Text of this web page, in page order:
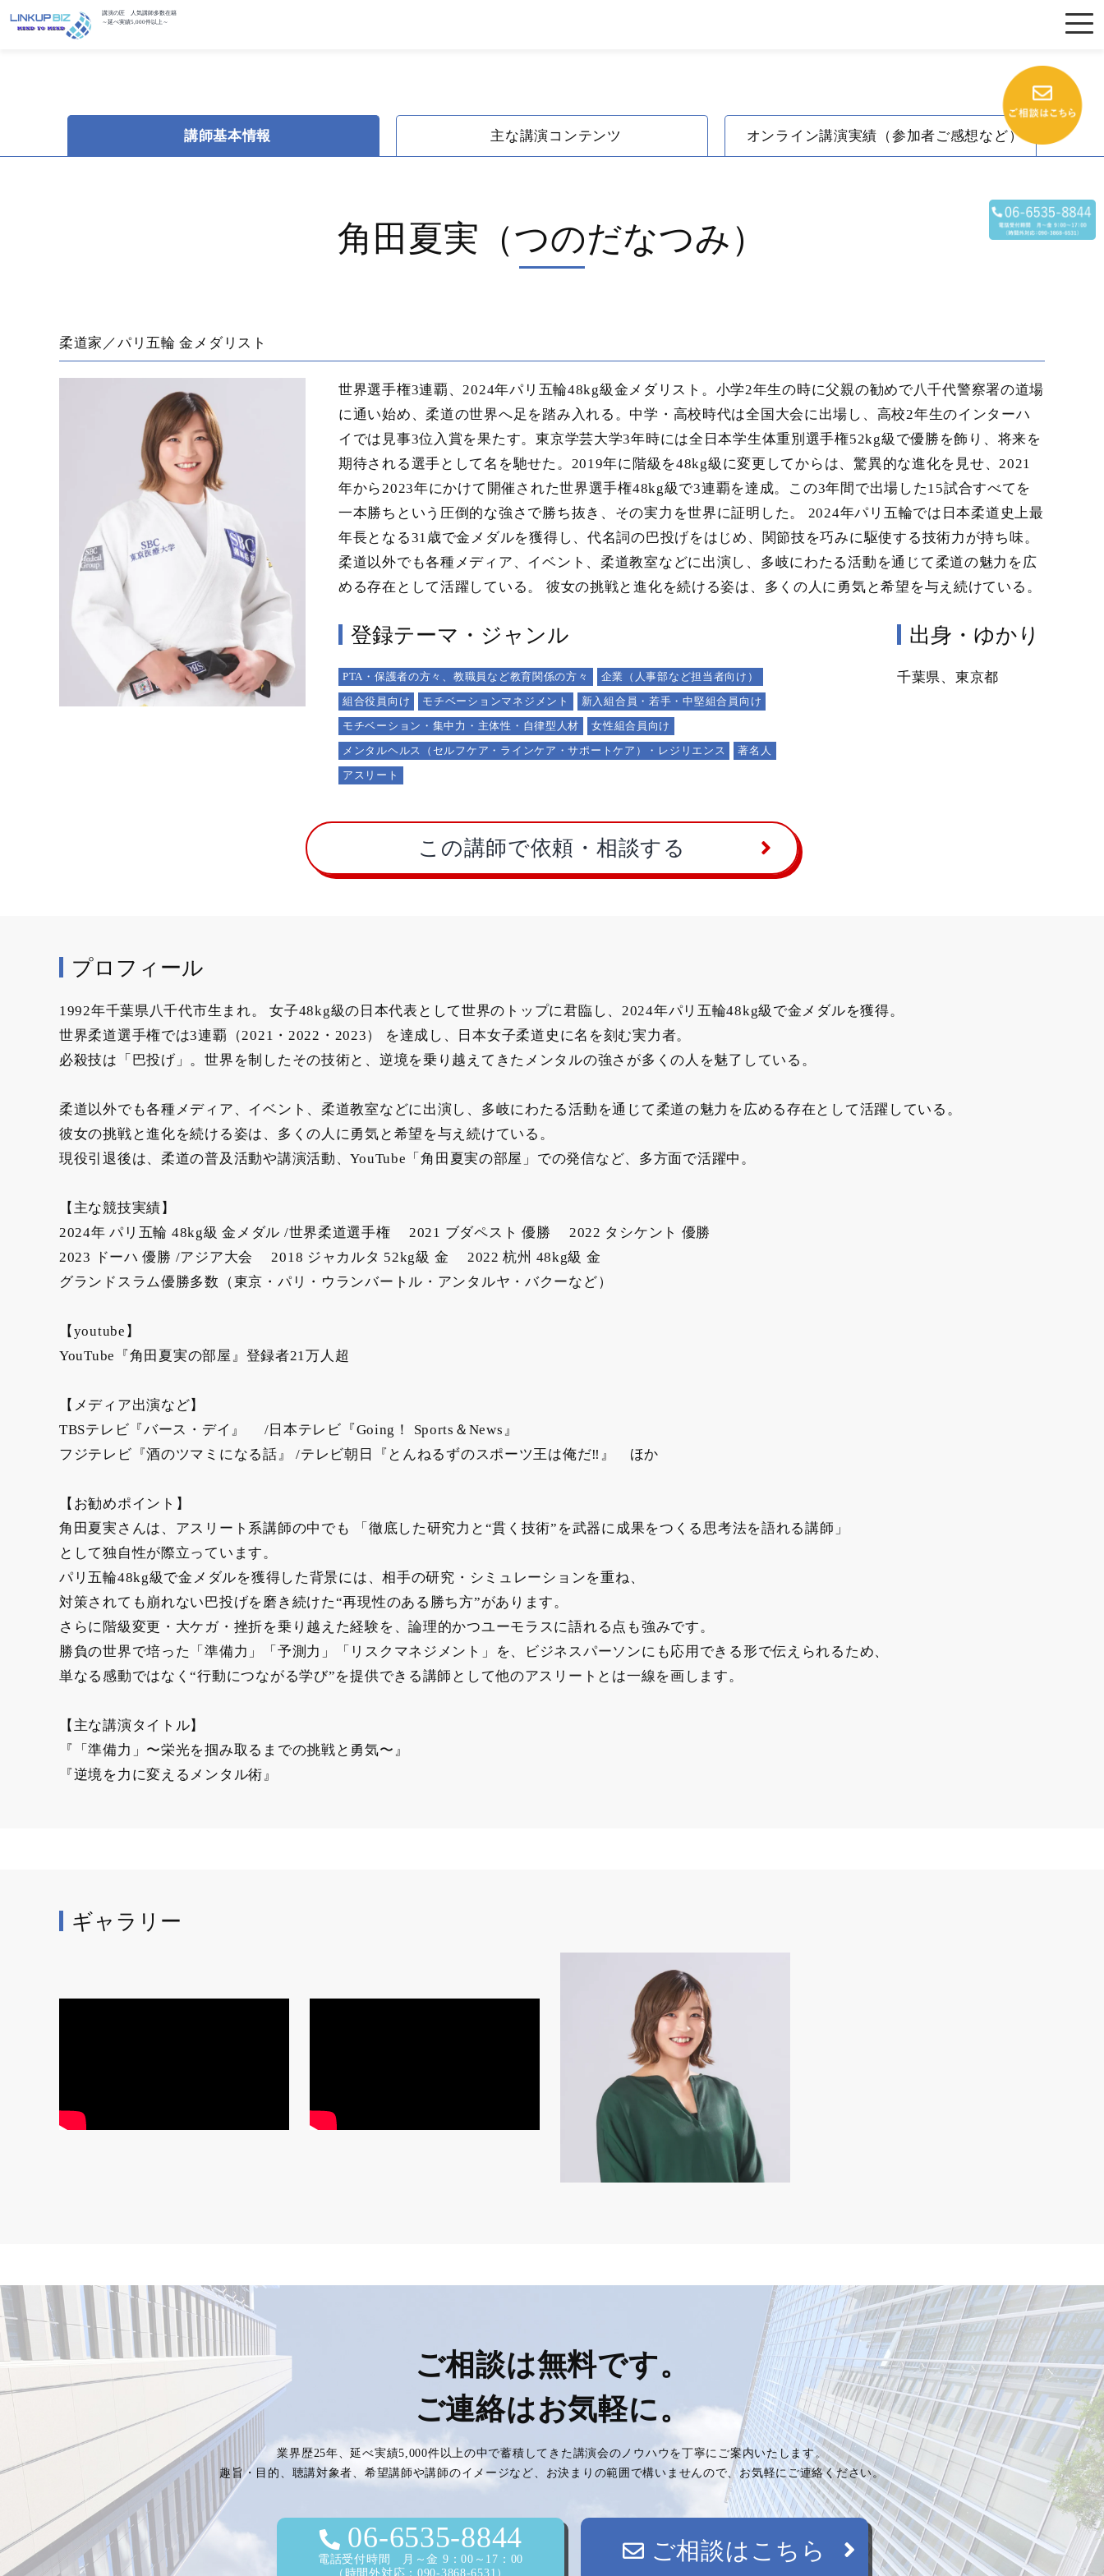
講演の匠 人気講師多数在籍
～延べ実績5,000件以上～
講師基本情報 主な講演コンテンツ オンライン講演実績（参加者ご感想など）
角田夏実（つのだなつみ）
柔道家／パリ五輪 金メダリスト
世界選手権3連覇、2024年パリ五輪48kg級金メダリスト。小学2年生の時に父親の勧めで八千代警察署の道場
に通い始め、柔道の世界へ足を踏み入れる。中学・高校時代は全国大会に出場し、高校2年生のインターハ
イでは見事3位入賞を果たす。東京学芸大学3年時には全日本学生体重別選手権52kg級で優勝を飾り、将来を
期待される選手として名を馳せた。2019年に階級を48kg級に変更してからは、驚異的な進化を見せ、2021
年から2023年にかけて開催された世界選手権48kg級で3連覇を達成。この3年間で出場した15試合すべてを
一本勝ちという圧倒的な強さで勝ち抜き、その実力を世界に証明した。 2024年パリ五輪では日本柔道史上最
年長となる31歳で金メダルを獲得し、代名詞の巴投げをはじめ、関節技を巧みに駆使する技術力が持ち味。
柔道以外でも各種メディア、イベント、柔道教室などに出演し、多岐にわたる活動を通じて柔道の魅力を広
める存在として活躍している。 彼女の挑戦と進化を続ける姿は、多くの人に勇気と希望を与え続けている。
登録テーマ・ジャンル
PTA・保護者の方々、教職員など教育関係の方々
企業（人事部など担当者向け）
組合役員向け
モチベーションマネジメント
新入組合員・若手・中堅組合員向け
モチベーション・集中力・主体性・自律型人材
女性組合員向け
メンタルヘルス（セルフケア・ラインケア・サポートケア）・レジリエンス
著名人
アスリート
出身・ゆかり
千葉県、東京都
この講師で依頼・相談する
プロフィール
1992年千葉県八千代市生まれ。 女子48kg級の日本代表として世界のトップに君臨し、2024年パリ五輪48kg級で金メダルを獲得。
世界柔道選手権では3連覇（2021・2022・2023） を達成し、日本女子柔道史に名を刻む実力者。
必殺技は「巴投げ」。世界を制したその技術と、逆境を乗り越えてきたメンタルの強さが多くの人を魅了している。
柔道以外でも各種メディア、イベント、柔道教室などに出演し、多岐にわたる活動を通じて柔道の魅力を広める存在として活躍している。
彼女の挑戦と進化を続ける姿は、多くの人に勇気と希望を与え続けている。
現役引退後は、柔道の普及活動や講演活動、YouTube「角田夏実の部屋」での発信など、多方面で活躍中。
【主な競技実績】
2024年 パリ五輪 48kg級 金メダル /世界柔道選手権 2021 ブダペスト 優勝 2022 タシケント 優勝
2023 ドーハ 優勝 /アジア大会 2018 ジャカルタ 52kg級 金 2022 杭州 48kg級 金
グランドスラム優勝多数（東京・パリ・ウランバートル・アンタルヤ・バクーなど）
【youtube】
YouTube『角田夏実の部屋』登録者21万人超
【メディア出演など】
TBSテレビ『バース・デイ』 /日本テレビ『Going！ Sports＆News』
フジテレビ『酒のツマミになる話』 /テレビ朝日『とんねるずのスポーツ王は俺だ‼』 ほか
【お勧めポイント】
角田夏実さんは、アスリート系講師の中でも 「徹底した研究力と“貫く技術”を武器に成果をつくる思考法を語れる講師」
として独自性が際立っています。
パリ五輪48kg級で金メダルを獲得した背景には、相手の研究・シミュレーションを重ね、
対策されても崩れない巴投げを磨き続けた“再現性のある勝ち方”があります。
さらに階級変更・大ケガ・挫折を乗り越えた経験を、論理的かつユーモラスに語れる点も強みです。
勝負の世界で培った「準備力」「予測力」「リスクマネジメント」を、ビジネスパーソンにも応用できる形で伝えられるため、
単なる感動ではなく“行動につながる学び”を提供できる講師として他のアスリートとは一線を画します。
【主な講演タイトル】
『「準備力」〜栄光を掴み取るまでの挑戦と勇気〜』
『逆境を力に変えるメンタル術』
ギャラリー
ご相談は無料です。
ご連絡はお気軽に。
業界歴25年、延べ実績5,000件以上の中で蓄積してきた講演会のノウハウを丁寧にご案内いたします。
趣旨・目的、聴講対象者、希望講師や講師のイメージなど、お決まりの範囲で構いませんので、お気軽にご連絡ください。
06-6535-8844
電話受付時間 月～金 9：00～17：00
（時間外対応：090-3868-6531）
ご相談はこちら